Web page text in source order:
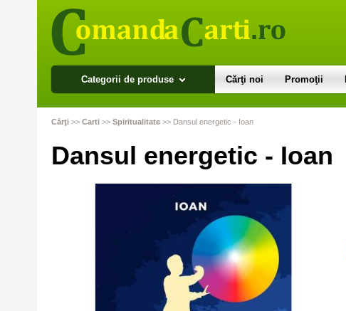
Categorii de produse Cărţi noi Promoţii
Cărţi >> Carti >> Spiritualitate >> Dansul energetic - Ioan
Dansul energetic - Ioan